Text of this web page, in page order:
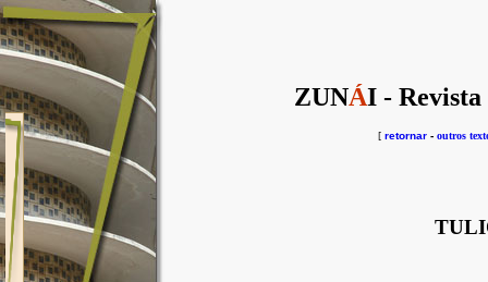
ZUNÁI - Revista
[ retornar- outros